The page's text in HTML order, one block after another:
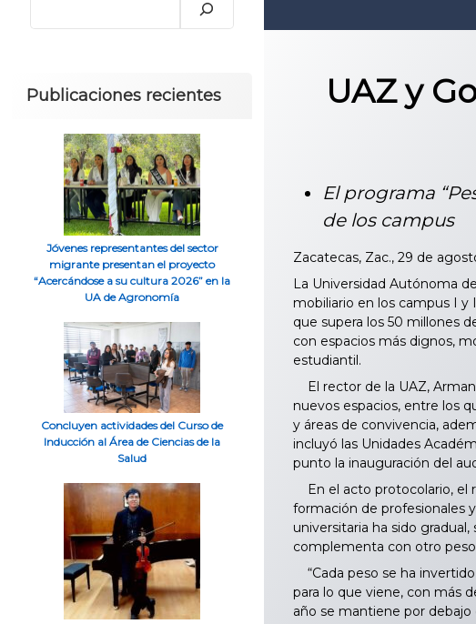
UAZ y
El programa
de los campus
Zacatecas, Zac., 29 de
La Universidad Autónoma
mobiliario en los campus I y
que supera los 50 millones
con espacios más dignos,
estudiantil.
El rector de la UAZ,
nuevos espacios, entre los
y áreas de convivencia,
incluyó las Unidades
punto la inauguración del
En el acto protocolario, el
formación de profesionales
universitaria ha sido
complementa con otro
“Cada peso se ha
para lo que viene, con más
año se mantiene por debajo
Publicaciones recientes
Jóvenes representantes del sector
migrante presentan el proyecto
“Acercándose a su cultura 2026” en la
UA de Agronomía
Concluyen actividades del Curso de
Inducción al Área de Ciencias de la
Salud